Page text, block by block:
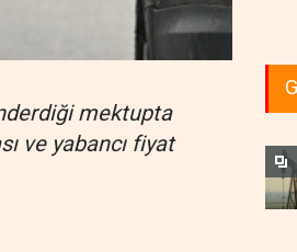
mektupta
ve yabancı fiyat